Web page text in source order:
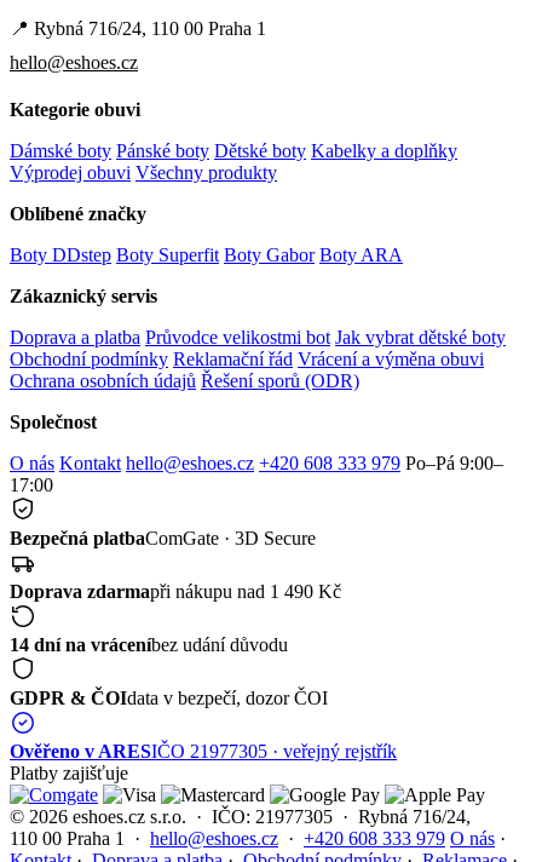
📍 Rybná 716/24, 110 00 Praha 1
hello@eshoes.cz
Kategorie obuvi
Dámské boty Pánské boty Dětské boty Kabelky a doplňky
Výprodej obuvi Všechny produkty
Oblíbené značky
Boty DDstep Boty Superfit Boty Gabor Boty ARA
Zákaznický servis
Doprava a platba Průvodce velikostmi bot Jak vybrat dětské boty
Obchodní podmínky Reklamační řád Vrácení a výměna obuvi
Ochrana osobních údajů Řešení sporů (ODR)
Společnost
O nás Kontakt hello@eshoes.cz +420 608 333 979 Po–Pá 9:00–
17:00
Bezpečná platbaComGate · 3D Secure
Doprava zdarmapři nákupu nad 1 490 Kč
14 dní na vráceníbez udání důvodu
GDPR & ČOIdata v bezpečí, dozor ČOI
Ověřeno v ARESIČO 21977305 · veřejný rejstřík
Platby zajišťuje
© 2026 eshoes.cz s.r.o. · IČO: 21977305 · Rybná 716/24,
110 00 Praha 1 · hello@eshoes.cz · +420 608 333 979 O nás ·